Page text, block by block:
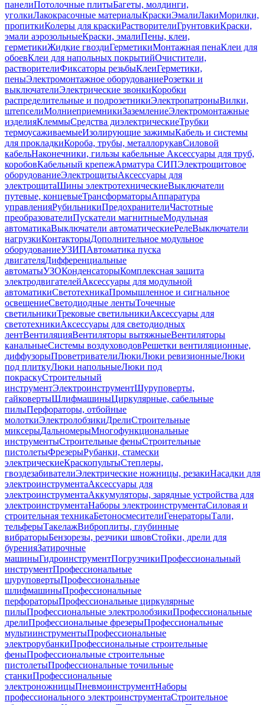
панелиПотолочные плитыБагеты, молдинги,
уголкиЛакокрасочные материалыКраскиЭмалиЛакиМорилки,
пропиткиКолеры для краскиРастворителиГрунтовкиКраски,
эмали аэрозольныеКраски, эмалиПены, клеи,
герметикиЖидкие гвоздиГерметикиМонтажная пенаКлеи для
обоевКлеи для напольных покрытийОчистители,
растворителиФиксаторы резьбыКлеиГерметики,
пеныЭлектромонтажное оборудованиеРозетки и
выключателиЭлектрические звонкиКоробки
распределительные и подрозетникиЭлектропатроныВилки,
штепселиМолниеприемникиЗаземлениеЭлектромонтажные
изделияКлеммыСредства диэлектрическиеТрубки
термоусаживаемыеИзолирующие зажимыКабель и системы
для прокладкиКороба, трубы, металлорукавСиловой
кабельНаконечники, гильзы кабельные Аксессуары для труб,
коробовКабельный крепежАрматура СИПЭлектрощитовое
оборудованиеЭлектрощитыАксессуары для
электрощитаШины электротехническиеВыключатели
путевые, концевыеТрансформаторыАппаратура
управленияРубильникиПредохранителиЧастотные
преобразователиПускатели магнитныеМодульная
автоматикаВыключатели автоматическиеРелеВыключатели
нагрузкиКонтакторыДополнительное модульное
оборудованиеУЗИПАвтоматика пуска
двигателяДифференциальные
автоматыУЗОКонденсаторыКомплексная защита
электродвигателейАксессуары для модульной
автоматикиСветотехникаПромышленное и сигнальное
освещениеСветодиодные лентыТочечные
светильникиТрековые светильникиАксессуары для
светотехникиАксессуары для светодиодных
лентВентиляцияВентиляторы вытяжныеВентиляторы
канальныеСистемы воздуховодовРешетки вентиляционные,
диффузорыПроветривателиЛюкиЛюки ревизионныеЛюки
под плиткуЛюки напольныеЛюки под
покраскуСтроительный
инструментЭлектроинструментШуруповерты,
гайковертыШлифмашиныЦиркулярные, сабельные
пилыПерфораторы, отбойные
молоткиЭлектролобзикиДрелиСтроительные
миксерыДальномерыМногофункциональные
инструментыСтроительные феныСтроительные
пистолетыФрезерыРубанки, стамески
электрическиеКраскопультыСтеплеры,
гвоздезабивателиЭлектрические ножницы, резакиНасадки для
электроинструментаАксессуары для
электроинструментаАккумуляторы, зарядные устройства для
электроинструментаНаборы электроинструментаСиловая и
строительная техникаБетоносмесителиГенераторыТали,
тельферыТакелажВиброплиты, глубинные
вибраторыБензорезы, резчики швовСтойки, дрели для
буренияЗатирочные
машиныГидроинструментПогрузчикиПрофессиональный
инструментПрофессиональные
шуруповертыПрофессиональные
шлифмашиныПрофессиональные
перфораторыПрофессиональные циркулярные
пилыПрофессиональные электролобзикиПрофессиональные
дрелиПрофессиональные фрезерыПрофессиональные
мультиинструментыПрофессиональные
электрорубанкиПрофессиональные строительные
феныПрофессиональные строительные
пистолетыПрофессиональные точильные
станкиПрофессиональные
электроножницыПневмоинструментНаборы
профессионального электроинструментаСтроительное